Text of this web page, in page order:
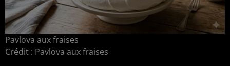
Pavlova aux fraises
Crédit : Pavlova aux fraises